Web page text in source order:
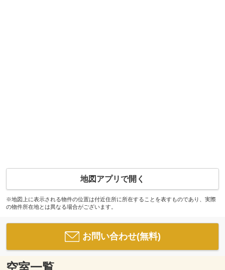
地図アプリで開く
※地図上に表示される物件の位置は付近住所に所在することを表すものであり、実際
の物件所在地とは異なる場合がございます。
お問い合わせ(無料)
空室一覧